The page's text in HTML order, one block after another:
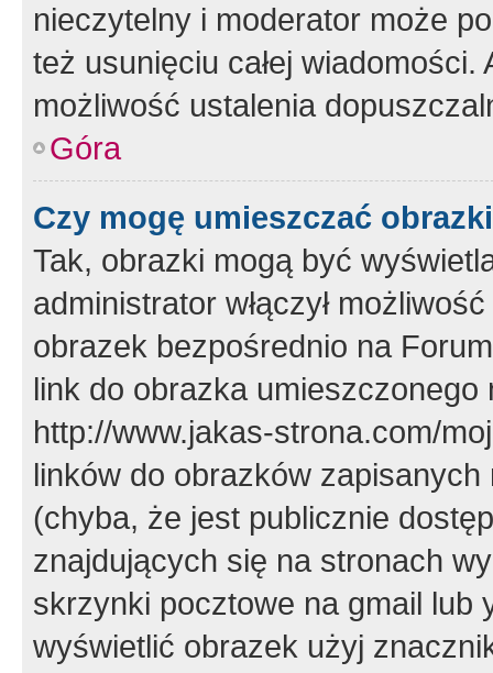
nieczytelny i moderator może
też usunięciu całej
możliwość ustalenia
Góra
Czy mogę umieszczać
Tak, obrazki mogą być
administrator włączył
obrazek bezpośrednio na
link do obrazka
http://www.jakas-strona.com/
linków do obrazków
(chyba, że jest publicznie
znajdujących się na stronach
skrzynki pocztowe na gmail lub
wyświetlić obrazek użyj